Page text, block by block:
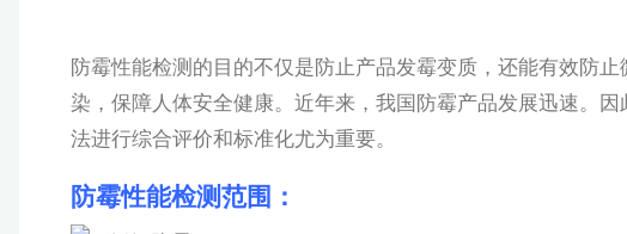
防霉性能检测的目的不仅是防止产品发霉变质，还能有效防
染，保障人体安全健康。近年来，我国防霉产品发展迅速。因
法进行综合评价和标准化尤为重要。
防霉性能检测范围：